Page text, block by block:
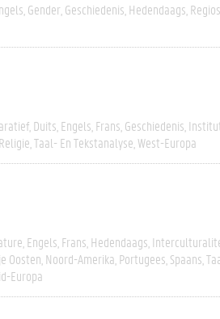
Gender Geschiedenis Hedendaags
Duits Engels Frans Geschiedenis
Religie Taal- En Tekstanalyse West-Europa
Engels Frans Hedendaags
Oosten Noord-Amerika Portugees Spaans
Europa